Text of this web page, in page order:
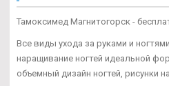
Тамоксимед Магнитогорск -
Все виды ухода за руками и
наращивание ногтей идеальной
объемный дизайн ногтей, рисунки